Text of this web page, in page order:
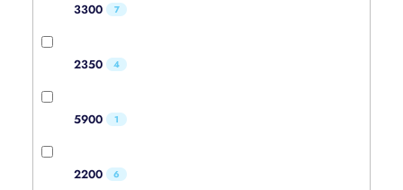
3300 7
2350 4
5900 1
2200 6